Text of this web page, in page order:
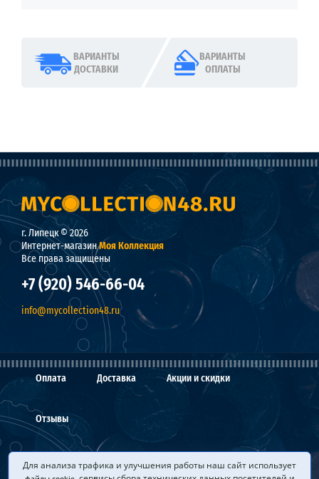
ВАРИАНТЫ
ДОСТАВКИ
ВАРИАНТЫ
ОПЛАТЫ
г. Липецк © 2026
Интернет-магазинМоя Коллекция
Все права защищены
+7 (920) 546-66-04
info@mycollection48.ru
Оплата Доставка Акции и скидки
Отзывы
Мы покупаем Вопросы и ответы
Для анализа трафика и улучшения работы наш сайт использует